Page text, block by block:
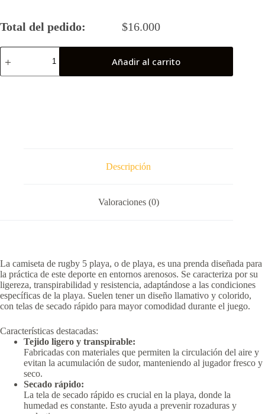
Total del pedido: $16.000
Camiseta
Rugby
Añadir al carrito
Descripción
Valoraciones (0)
La camiseta de rugby 5 playa, o de playa, es una prenda diseñada para
la práctica de este deporte en entornos arenosos. Se caracteriza por su
ligereza, transpirabilidad y resistencia, adaptándose a las condiciones
específicas de la playa. Suelen tener un diseño llamativo y colorido,
con telas de secado rápido para mayor comodidad durante el juego.
Características destacadas:
Tejido ligero y transpirable:
Fabricadas con materiales que permiten la circulación del aire y
evitan la acumulación de sudor, manteniendo al jugador fresco y
seco.
Secado rápido:
La tela de secado rápido es crucial en la playa, donde la
humedad es constante. Esto ayuda a prevenir rozaduras y